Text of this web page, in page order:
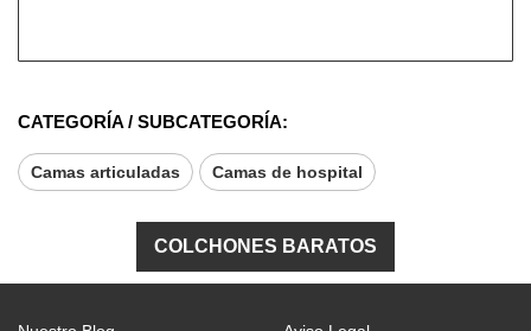
CATEGORÍA / SUBCATEGORÍA:
Camas articuladas Camas de hospital
COLCHONES BARATOS